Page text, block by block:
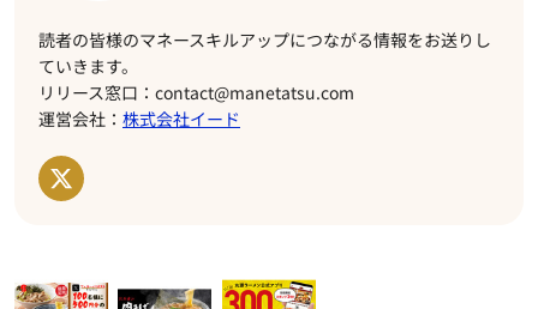
読者の皆様のマネースキルアップにつながる情報をお送りし
ていきます。
リリース窓口：contact@manetatsu.com
運営会社： 株式会社イード